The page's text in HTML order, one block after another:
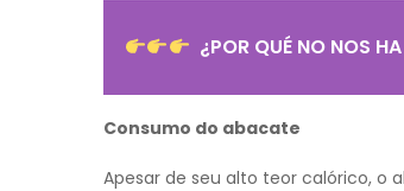
¿POR QUÉ NO NOS
Consumo do abacate
Apesar de seu alto teor calórico,